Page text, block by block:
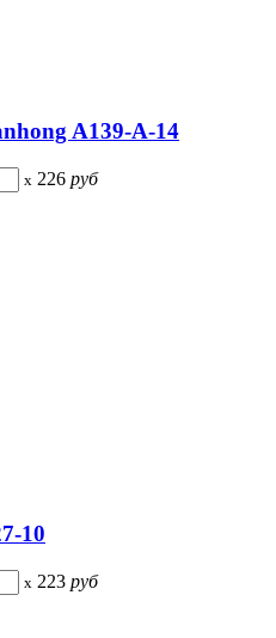
A139-A-14
x 226 руб
10
x 223 руб